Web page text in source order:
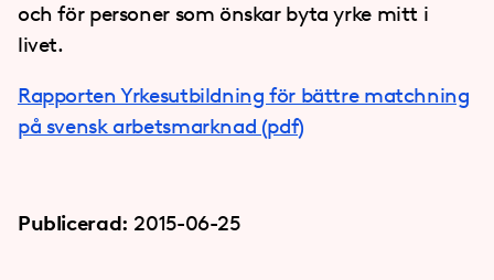
och för personer som önskar byta yrke mitt i
livet.
Rapporten Yrkesutbildning för bättre matchning
på svensk arbetsmarknad (pdf)
Publicerad: 2015-06-25